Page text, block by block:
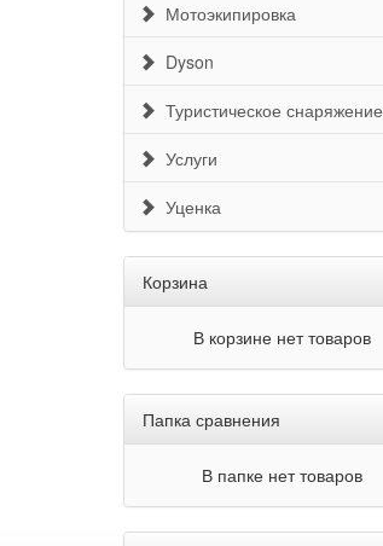
Мотоэкипировка
Dyson
Туристическое снаряжение
Услуги
Уценка
Корзина
В корзине нет товаров
Папка сравнения
В папке нет товаров